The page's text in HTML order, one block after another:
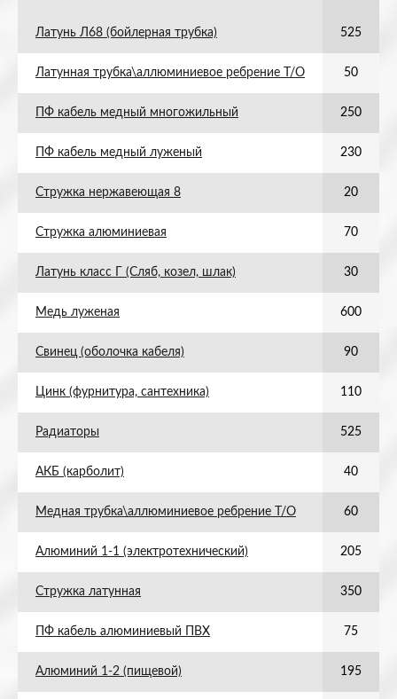
Латунь Л68 (бойлерная трубка) 525
Латунная трубка\аллюминиевое ребрение Т/О 50
ПФ кабель медный многожильный 250
ПФ кабель медный луженый 230
Стружка нержавеющая 8 20
Стружка алюминиевая 70
Латунь класс Г (Сляб, козел, шлак) 30
Медь луженая 600
Свинец (оболочка кабеля) 90
Цинк (фурнитура, сантехника) 110
Радиаторы 525
АКБ (карболит) 40
Медная трубка\аллюминиевое ребрение Т/О 60
Алюминий 1-1 (электротехнический) 205
Стружка латунная 350
ПФ кабель алюминиевый ПВХ 75
Алюминий 1-2 (пищевой) 195